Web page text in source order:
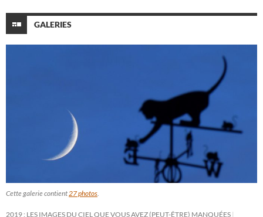
GALERIES
Cette galerie contient27 photos.
2019 : LES IMAGES DU CIEL QUE VOUS AVEZ (PEUT-ÊTRE) MANQUÉES